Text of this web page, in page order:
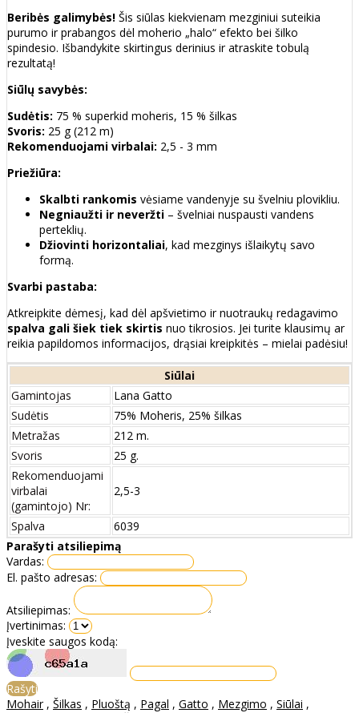
Beribės galimybės! Šis siūlas kiekvienam mezginiui suteikia
purumo ir prabangos dėl moherio „halo“ efekto bei šilko
spindesio. Išbandykite skirtingus derinius ir atraskite tobulą
rezultatą!
Siūlų savybės:
Sudėtis: 75 % superkid moheris, 15 % šilkas
Svoris: 25 g (212 m)
Rekomenduojami virbalai: 2,5 - 3 mm
Priežiūra:
Skalbti rankomis vėsiame vandenyje su švelniu plovikliu.
Negniaužti ir neveržti – švelniai nuspausti vandens
perteklių.
Džiovinti horizontaliai, kad mezginys išlaikytų savo
formą.
Svarbi pastaba:
Atkreipkite dėmesį, kad dėl apšvietimo ir nuotraukų redagavimo
spalva gali šiek tiek skirtis nuo tikrosios. Jei turite klausimų ar
reikia papildomos informacijos, drąsiai kreipkitės – mielai padėsiu!
Siūlai
Gamintojas
Lana Gatto
Sudėtis
75% Moheris, 25% šilkas
Metražas
212 m.
Svoris
25 g.
Rekomenduojami
virbalai
(gamintojo) Nr:
2,5-3
Spalva
6039
Parašyti atsiliepimą
Vardas:
El. pašto adresas:
Atsiliepimas:
Įvertinimas:
Įveskite saugos kodą:
Rašyti
Mohair, Šilkas , Pluoštą , Pagal , Gatto , Mezgimo , Siūlai ,